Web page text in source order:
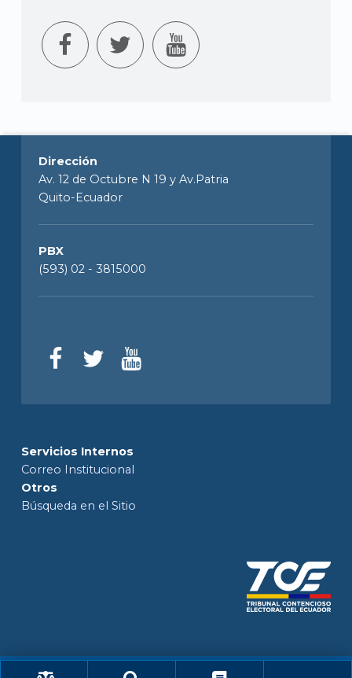
Dirección
Av. 12 de Octubre N 19 y Av.Patria
Quito-Ecuador
PBX
(593) 02 - 3815000
Servicios Internos
Correo Institucional
Otros
Búsqueda en el Sitio